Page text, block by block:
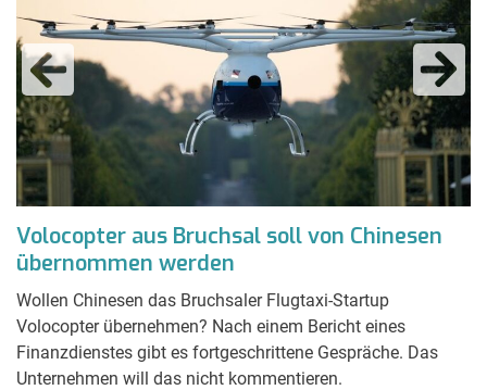
Volocopter aus Bruchsal soll von Chinesen
übernommen werden
Wollen Chinesen das Bruchsaler Flugtaxi-Startup
Volocopter übernehmen? Nach einem Bericht eines
Finanzdienstes gibt es fortgeschrittene Gespräche. Das
Unternehmen will das nicht kommentieren.